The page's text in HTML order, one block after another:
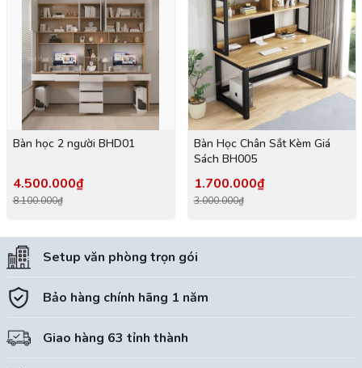
Bàn học 2 người BHD01
4.500.000₫
8.100.000₫
Bàn Học Chân Sắt Kèm Giá
Sách BH005
1.700.000₫
3.000.000₫
Setup văn phòng trọn gói
Bảo hàng chính hãng 1 năm
Giao hàng 63 tỉnh thành